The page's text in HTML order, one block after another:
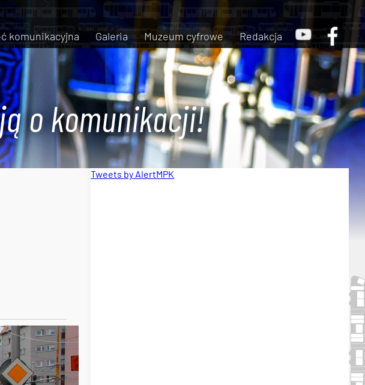
komunikacyjna Galeria Muzeum cyfrowe Redakcja
o komunikacji!
Tweets by AlertMPK